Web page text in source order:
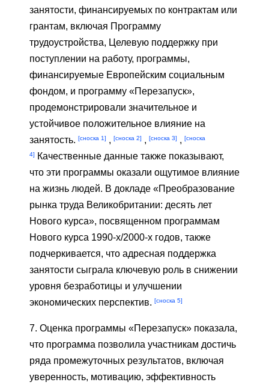
занятости, финансируемых по контрактам или
грантам, включая Программу
трудоустройства, Целевую поддержку при
поступлении на работу, программы,
финансируемые Европейским социальным
фондом, и программу «Перезапуск»,
продемонстрировали значительное и
устойчивое положительное влияние на
занятость. [сноска 1] , [сноска 2] , [сноска 3] , [сноска
4]
Качественные данные также показывают,
что эти программы оказали ощутимое влияние
на жизнь людей. В докладе «Преобразование
рынка труда Великобритании: десять лет
Нового курса», посвященном программам
Нового курса 1990-х/2000-х годов, также
подчеркивается, что адресная поддержка
занятости сыграла ключевую роль в снижении
уровня безработицы и улучшении
экономических перспектив. [сноска 5]
7. Оценка программы «Перезапуск» показала,
что программа позволила участникам достичь
ряда промежуточных результатов, включая
уверенность, мотивацию, эффективность